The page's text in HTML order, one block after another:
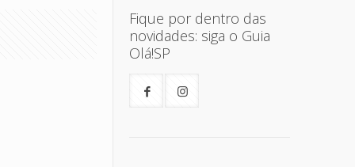
Fique por dentro das
novidades: siga o Guia
Olá!SP